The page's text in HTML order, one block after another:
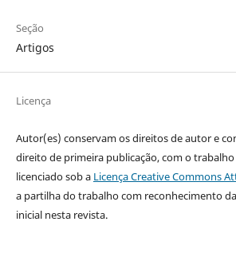
Seção
Artigos
Licença
Autor(es) conservam os direitos de autor e
direito de primeira publicação, com o
licenciado sob a Licença Creative Commons
a partilha do trabalho com reconhecimento
inicial nesta revista.